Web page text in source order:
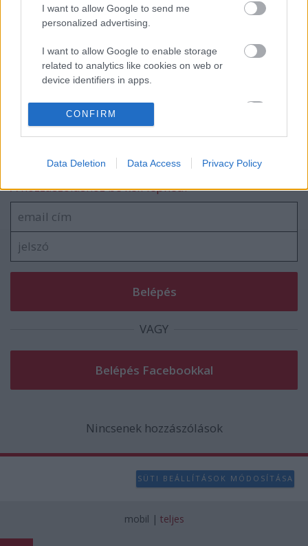
I want to allow Google to send me
personalized advertising.
I want to allow Google to enable storage
related to analytics like cookies on web or
device identifiers in apps.
I want to allow Google to enable storage
related to functionality of the website or app.
related to personalization.
I want to allow Google to enable storage
functionality and fraud prevention, and other
CONFIRM
Data Deletion Data Access Privacy Policy
Folytatódik a Slipknot szappanopera
Primus @ Barba Negra, 2026. augusztus
Szólj hozzá!
A hozzászóláshoz be kell lépned!
VAGY
Nincsenek hozzászólások
SÜTI BEÁLLÍTÁSOK MÓDOSÍTÁSA
mobil | teljes